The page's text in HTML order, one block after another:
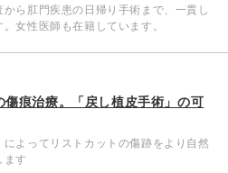
ら肛門疾患の日帰り手術まで、一貫し
女性医師も在籍しています。
傷痕治療。「戻し植皮手術」の可
によってリストカットの傷跡をより自然
ます